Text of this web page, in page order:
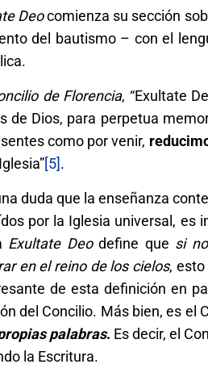
Deocomienza su sección
del bautismo – con el
de Florencia, “Exultate
de Dios, para perpetua
como por venir,
Iglesia”[5].
duda que la enseñanza
por la Iglesia universal, es
Exultate Deodefine que si
en el reino de los cielos,
de esta definición en
del Concilio. Más bien, es el
palabras. Es decir, el
la Escritura.